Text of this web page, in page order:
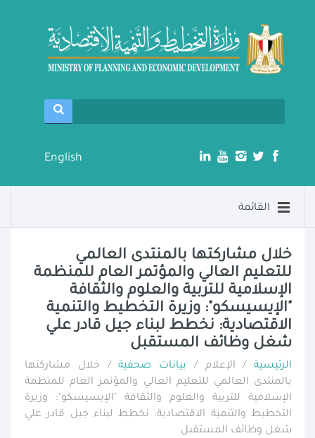
English
القائمة
خلال مشاركتها بالمنتدى العالمي
للتعليم العالي والمؤتمر العام للمنظمة
الإسلامية للتربية والعلوم والثقافة
"الإيسيسكو": وزيرة التخطيط والتنمية
الاقتصادية: نخطط لبناء جيل قادر علي
شغل وظائف المستقبل
الرئيسية / الإعلام / بيانات صحفية/ خلال مشاركتها
بالمنتدى العالمي للتعليم العالي والمؤتمر العام للمنظمة
الإسلامية للتربية والعلوم والثقافة "الإيسيسكو": وزيرة
التخطيط والتنمية الاقتصادية: نخطط لبناء جيل قادر علي
شغل وظائف المستقبل